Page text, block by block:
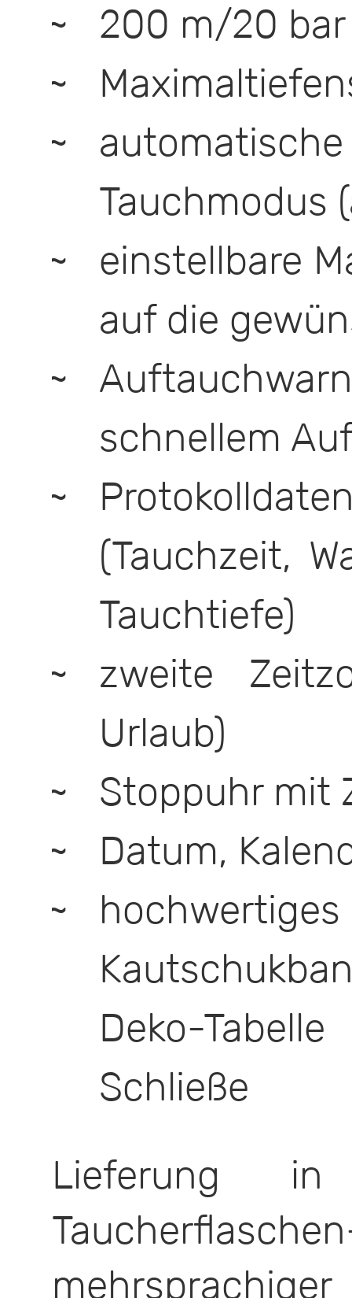
200 m/20
Tauchmodus
einstellbare
auf die
schnellem
(Tauchzeit,
Tauchtiefe)
zweite
Urlaub)
Stoppuhr mit
Datum,
Deko-
Schließe
Lieferung
mehrsprachiger